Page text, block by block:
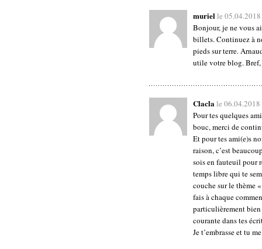
murielle
Bonjour, je ne vous
billets. Continuez à
pieds sur terre.
utile votre blog.
Claclale
Pour tes quelques
bouc, merci de
Et pour tes ami(e)s
raison, c’est
sois en fauteuil pour
temps libre qui te
couche sur le thème
fais à chaque
particulièrement bien
courante dans tes
Je t’embrasse et tu